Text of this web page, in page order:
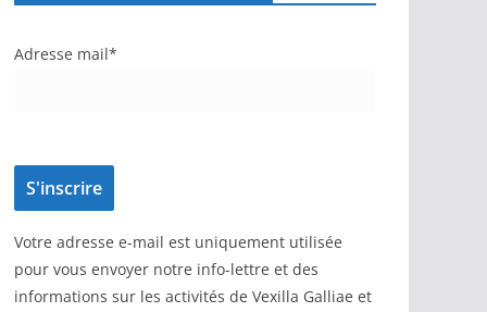
Adresse mail*
Votre adresse e-mail est uniquement utilisée
pour vous envoyer notre info-lettre et des
informations sur les activités de Vexilla Galliae et